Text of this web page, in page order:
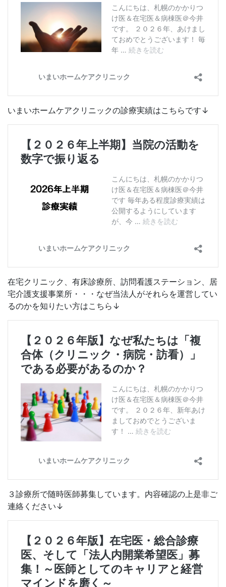
いまいホームケアクリニックの診療実績はこちらです↓
在宅クリニック、有床診療所、訪問看護ステーション、居
宅介護支援事業所・・・なぜ当法人がそれらを運営してい
るのかを知りたい方はこちら↓
３診療所で随時医師募集しています。内容確認の上是非ご
連絡ください↓